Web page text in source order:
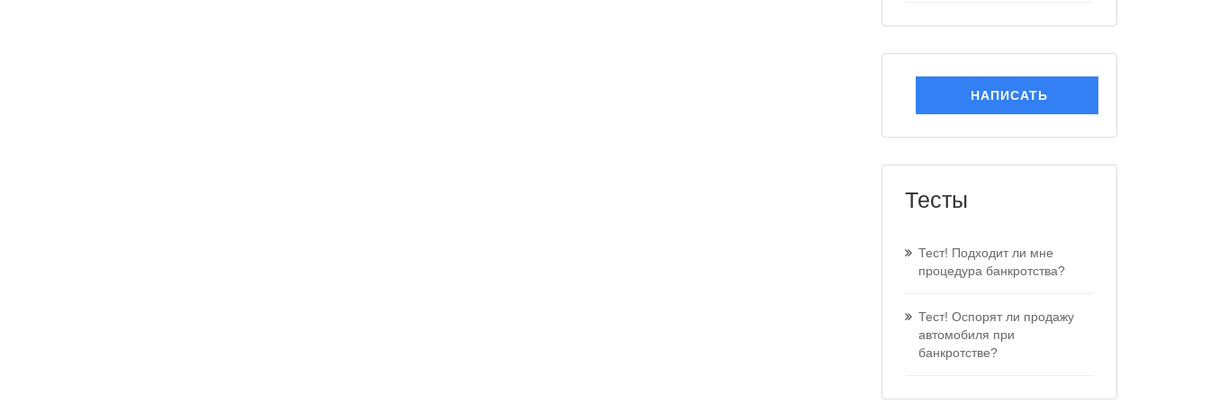
НАПИСАТЬ
Тесты
Тест! Подходит ли мне
процедура банкротства?
Тест! Оспорят ли продажу
автомобиля при
банкротстве?